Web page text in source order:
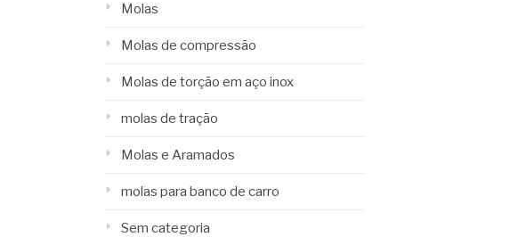
Molas
Molas de compressão
Molas de torção em aço inox
molas de tração
Molas e Aramados
molas para banco de carro
Sem categoria